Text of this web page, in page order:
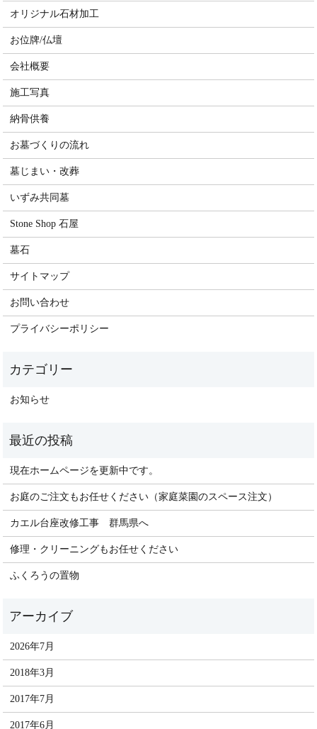
オリジナル石材加工
お位牌/仏壇
会社概要
施工写真
納骨供養
お墓づくりの流れ
墓じまい・改葬
いずみ共同墓
Stone Shop 石屋
墓石
サイトマップ
お問い合わせ
プライバシーポリシー
お知らせ
現在ホームページを更新中です。
お庭のご注文もお任せください（家庭菜園のスペース注文）
カエル台座改修工事 群馬県へ
修理・クリーニングもお任せください
ふくろうの置物
2026年7月
2018年3月
2017年7月
2017年6月